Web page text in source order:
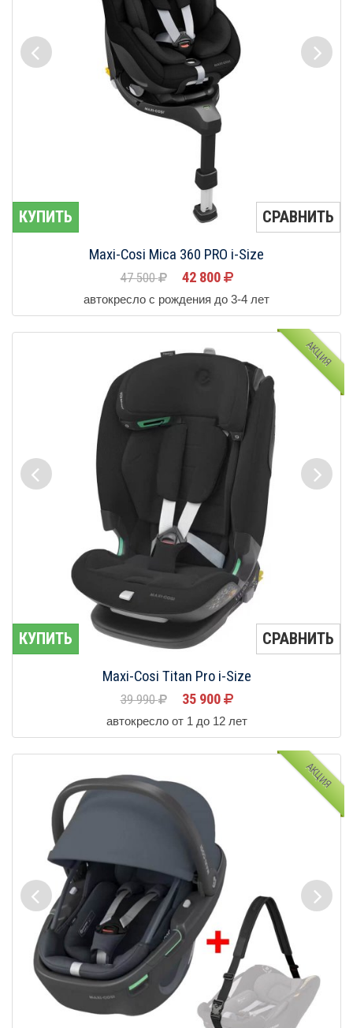
КУПИТЬ СРАВНИТЬ
Maxi-Cosi Mica 360 PRO i-Size
47 500 42 800
автокресло с рождения до 3-4 лет
АКЦИЯ
КУПИТЬ СРАВНИТЬ
Maxi-Cosi Titan Pro i-Size
39 990 35 900
автокресло от 1 до 12 лет
АКЦИЯ